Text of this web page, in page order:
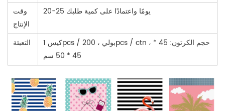
وقت
الإنتاج
20-25 يومًا واعتمادًا على كمية طلبك
التعبئة
كيس 1pcs / بولي ، 200pcs / ctn ، حجم الكرتون: 45 *
45 * 50 سم